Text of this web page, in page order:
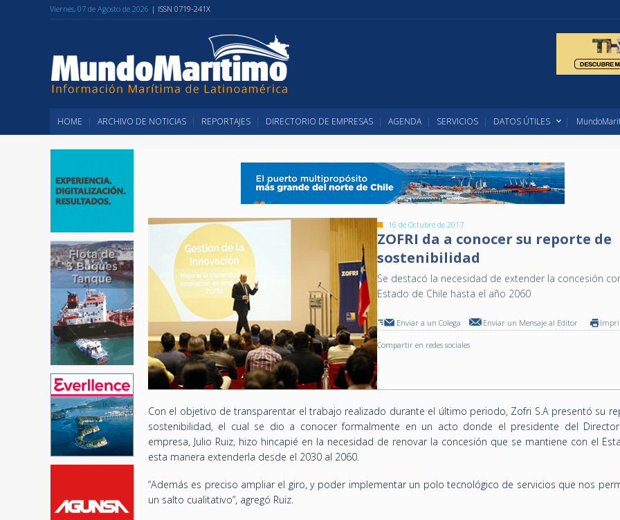
Viernes, 07 de Agosto de 2026 | ISSN 0719-241X
HOME ARCHIVO DE NOTICIAS REPORTAJES DIRECTORIO DE EMPRESAS AGENDA SERVICIOS DATOS ÚTILES
16 de Octubre de 2017
ZOFRI da a conocer su reporte de
sostenibilidad
Se destacó la necesidad de extender la concesión
Estado de Chile hasta el año 2060
Enviar a un Colega Enviar un Mensaje al Editor
Compartir en redes sociales
Con el objetivo de transparentar el trabajo realizado durante el último periodo, Zofri S.A presentó su
sostenibilidad, el cual se dio a conocer formalmente en un acto donde el presidente del
empresa, Julio Ruiz, hizo hincapié en la necesidad de renovar la concesión que se mantiene con el
esta manera extenderla desde el 2030 al 2060.
“Además es preciso ampliar el giro, y poder implementar un polo tecnológico de servicios que nos
un salto cualitativo”, agregó Ruiz.